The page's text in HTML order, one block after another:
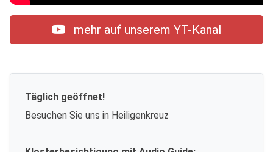
mehr auf unserem YT-Kanal
Täglich geöffnet!
Besuchen Sie uns in Heiligenkreuz